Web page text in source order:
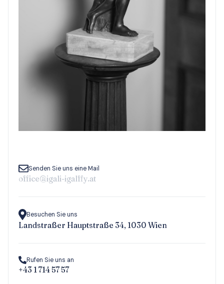
Senden Sie uns eine Mail
office@igali-igalffy.at
Besuchen Sie uns
Landstraßer Hauptstraße 34, 1030 Wien
Rufen Sie uns an
+43 1 714 57 57